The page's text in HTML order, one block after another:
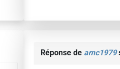
Réponse de amc1979